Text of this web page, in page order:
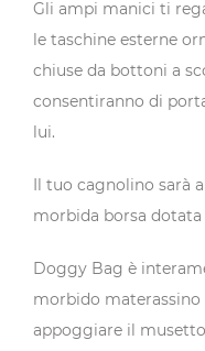
Gli ampi manici ti
le taschine esterne
chiuse da bottoni a
consentiranno di
lui.
Il tuo cagnolino sarà
morbida borsa
Doggy Bag è
morbido
appoggiare il